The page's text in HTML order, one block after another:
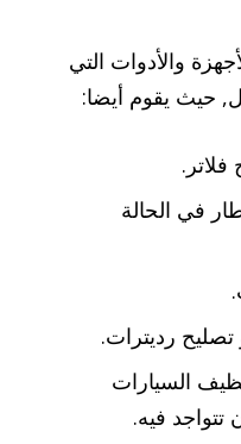
والأدوات التي
حيث يقوم أيضا:
في الحالة
تصليح رديترات.
السيارات
فيه.